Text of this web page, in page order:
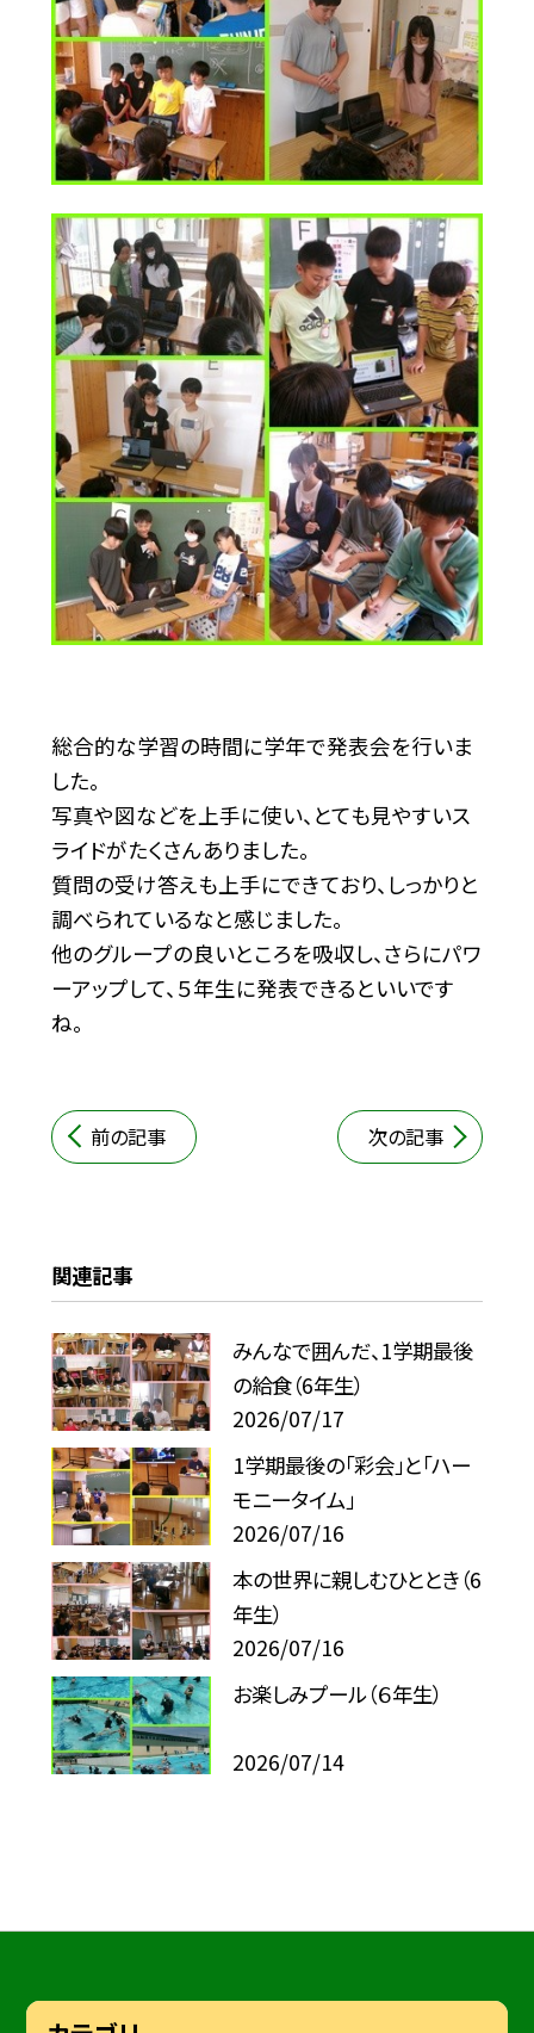
総合的な学習の時間に学年で発表会を行いま
した。
写真や図などを上手に使い、とても見やすいス
ライドがたくさんありました。
質問の受け答えも上手にできており、しっかりと
調べられているなと感じました。
他のグループの良いところを吸収し、さらにパワ
ーアップして、５年生に発表できるといいです
ね。
前の記事 次の記事
関連記事
みんなで囲んだ、1学期最後
の給食（6年生）
2026/07/17
1学期最後の「彩会」と「ハー
モニータイム」
2026/07/16
本の世界に親しむひととき（6
年生）
2026/07/16
お楽しみプール（６年生）
2026/07/14